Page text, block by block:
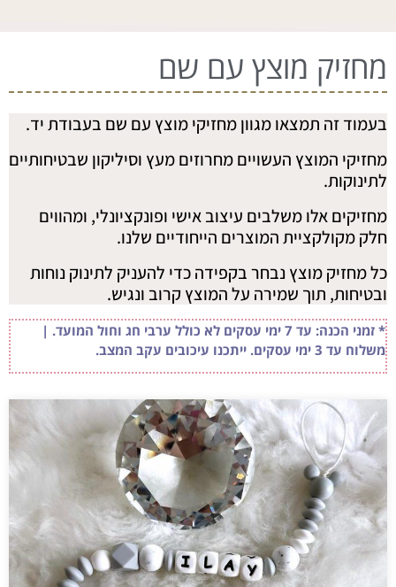
מחזיק מוצץ עם שם
בעמוד זה תמצאו מגוון מחזיקי מוצץ עם שם בעבודת יד.
מחזיקי המוצץ העשויים מחרוזים מעץ וסיליקון שבטיחותיים
לתינוקות.
מחזיקים אלו משלבים עיצוב אישי ופונקציונלי, ומהווים
חלק מקולקציית המוצרים הייחודיים שלנו.
כל מחזיק מוצץ נבחר בקפידה כדי להעניק לתינוק נוחות
ובטיחות, תוך שמירה על המוצץ קרוב ונגיש.
* זמני הכנה: עד 7 ימי עסקים לא כולל ערבי חג וחול המועד. |
משלוח עד 3 ימי עסקים. ייתכנו עיכובים עקב המצב.